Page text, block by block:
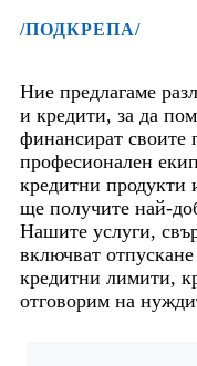
/ПОДКРЕПА/
Ние предлагаме
и кредити, за да
финансират
професионален
кредитни продукти
ще получите най-
Нашите услуги,
включват
кредитни лимити,
отговорим на